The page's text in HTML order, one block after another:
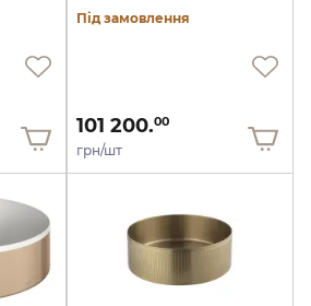
Під замовлення
101 200.00
грн/шт